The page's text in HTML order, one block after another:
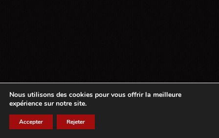
Nous utilisons des cookies pour vous offrir la meilleure
expérience sur notre site.
Accepter Rejeter